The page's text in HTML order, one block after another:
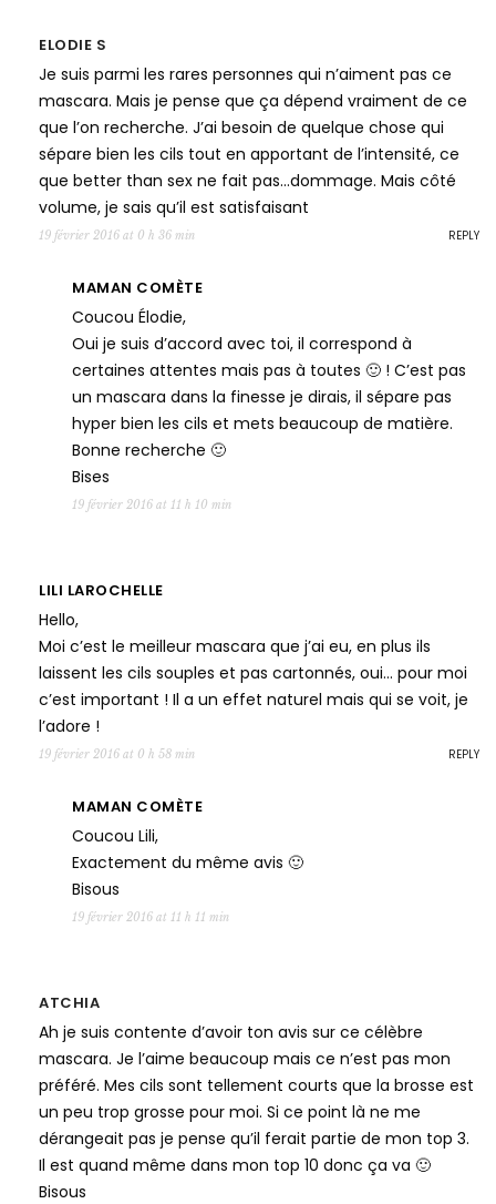
ELODIE S
Je suis parmi les rares personnes qui n’aiment pas ce
mascara. Mais je pense que ça dépend vraiment de ce
que l’on recherche. J’ai besoin de quelque chose qui
sépare bien les cils tout en apportant de l’intensité, ce
que better than sex ne fait pas…dommage. Mais côté
volume, je sais qu’il est satisfaisant
19 février 2016 at 0 h 36 min REPLY
MAMAN COMÈTE
Coucou Élodie,
Oui je suis d’accord avec toi, il correspond à
certaines attentes mais pas à toutes 🙂 ! C’est pas
un mascara dans la finesse je dirais, il sépare pas
hyper bien les cils et mets beaucoup de matière.
Bonne recherche 🙂
Bises
19 février 2016 at 11 h 10 min
LILI LAROCHELLE
Hello,
Moi c’est le meilleur mascara que j’ai eu, en plus ils
laissent les cils souples et pas cartonnés, oui… pour moi
c’est important ! Il a un effet naturel mais qui se voit, je
l’adore !
19 février 2016 at 0 h 58 min REPLY
MAMAN COMÈTE
Coucou Lili,
Exactement du même avis 🙂
Bisous
19 février 2016 at 11 h 11 min
ATCHIA
Ah je suis contente d’avoir ton avis sur ce célèbre
mascara. Je l’aime beaucoup mais ce n’est pas mon
préféré. Mes cils sont tellement courts que la brosse est
un peu trop grosse pour moi. Si ce point là ne me
dérangeait pas je pense qu’il ferait partie de mon top 3.
Il est quand même dans mon top 10 donc ça va 🙂
Bisous